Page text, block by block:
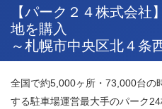
【パーク２４株式会
地を購入
～札幌市中央区北４条
全国で約5,000ヶ所・73,000台の
する駐車場運営最大手のパーク